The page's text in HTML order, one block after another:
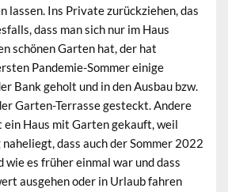
lassen. Ins Private zurückziehen, das
dass man sich nur im Haus
schönen Garten hat, der hat
Pandemie-Sommer einige
Bank geholt und in den Ausbau bzw.
Garten-Terrasse gesteckt. Andere
ein Haus mit Garten gekauft, weil
dass auch der Sommer 2022
wie es früher einmal war und dass
ausgehen oder in Urlaub fahren